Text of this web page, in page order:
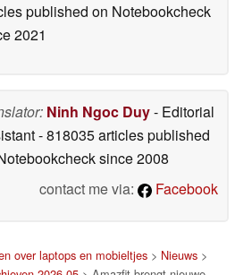
published on Notebookcheck
2021
Ninh Ngoc Duy- Editorial
- 818035 articles published
since 2008
contact me via:
Facebook
over laptops en mobieltjes> Nieuws>